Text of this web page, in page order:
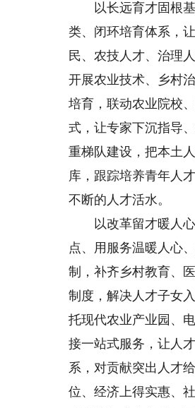
以长远育才固根基
类、闭环培育体系，
民、农技人才、治理
开展农业技术、乡村
培育，联动农业院校
式，让专家下沉指导
重梯队建设，把本土
库，跟踪培养青年人
不断的人才活水。
以改革留才暖人心
点、用服务温暖人心
制，补齐乡村教育、
制度，解决人才子女
托现代农业产业园、
接一站式服务，让人
系，对贡献突出人才
位、经济上得实惠、